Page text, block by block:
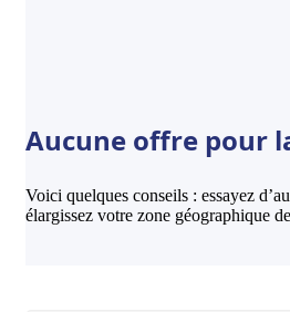
Aucune offre pour
Voici quelques conseils : essayez
élargissez votre zone géographique